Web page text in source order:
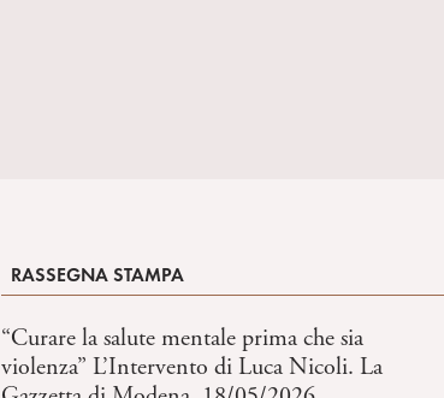
RASSEGNA STAMPA
“Curare la salute mentale prima che sia
violenza” L’Intervento di Luca Nicoli. La